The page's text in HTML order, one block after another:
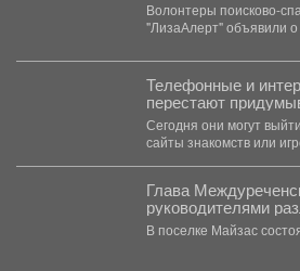
Волонтеры поисково-
"ЛизаАлерт" объявили
перестала выходить
Телефонные и
перестают
обмана.
Сегодня они могут
сайты знакомств или
Глава
руководителями
продолжает
встречи.
В поселке Майзас